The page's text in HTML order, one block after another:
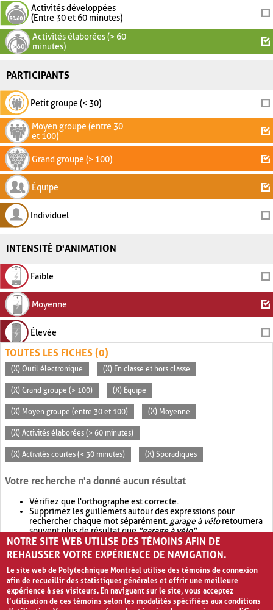
Activités développées
(Entre 30 et 60 minutes)
Activités élaborées (> 60
minutes)
PARTICIPANTS
Petit groupe (< 30)
Moyen groupe (entre 30
et 100)
Grand groupe (> 100)
Équipe
Individuel
INTENSITÉ D'ANIMATION
Faible
Moyenne
Élevée
TOUTES LES FICHES (0)
(X) Outil électronique (X) En classe et hors classe
(X) Grand groupe (> 100) (X) Équipe
(X) Moyen groupe (entre 30 et 100) (X) Moyenne
(X) Activités élaborées (> 60 minutes)
(X) Activités courtes (< 30 minutes) (X) Sporadiques
Votre recherche n'a donné aucun résultat
Vérifiez que l'orthographe est correcte.
Supprimez les guillemets autour des expressions pour
rechercher chaque mot séparément. garage à véloretournera
souvent plus de résultat que"garage à vélo".
Envisagez d'élargir votre recherche avec OR.garage OR vélo
retournera souvent plus de résultat quegarage à vélo
NOTRE SITE WEB UTILISE DES TÉMOINS AFIN DE
REHAUSSER VOTRE EXPÉRIENCE DE NAVIGATION.
Le site web de Polytechnique Montréal utilise des témoins de connexion
afin de recueillir des statistiques générales et offrir une meilleure
expérience à ses visiteurs. En naviguant sur le site, vous acceptez
l’utilisation de ces témoins selon les modalités spécifiées aux conditions